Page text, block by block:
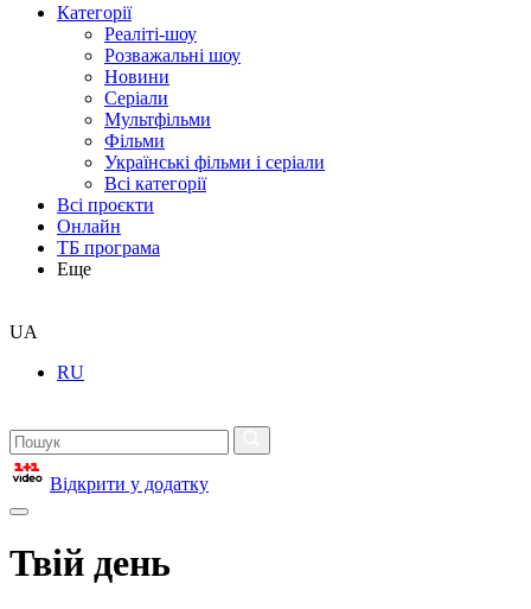
Категорії
Реаліті-шоу
Розважальні шоу
Новини
Серіали
Мультфільми
Фільми
Українські фільми і серіали
Всі категорії
Всі проєкти
Онлайн
ТБ програма
Еще
UA
RU
Відкрити у додатку
Твій день